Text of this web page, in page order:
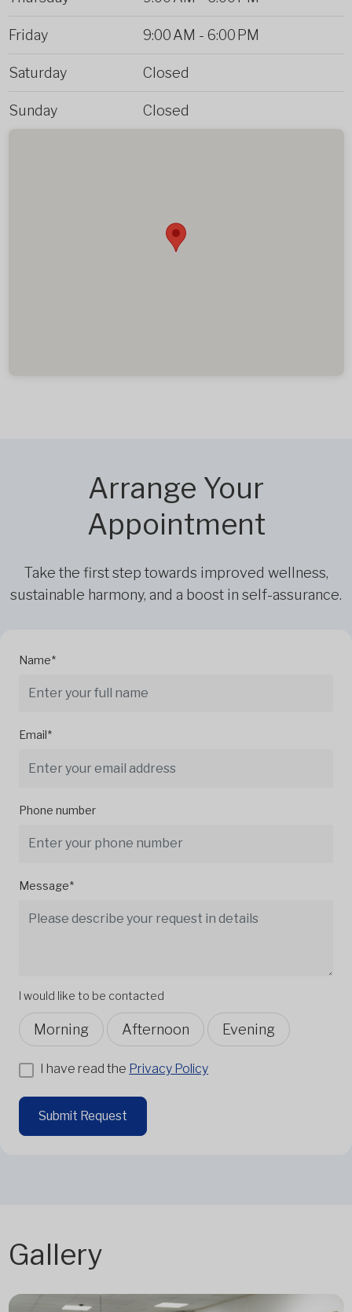
Friday 9:00 AM - 6:00 PM
Saturday Closed
Sunday Closed
Arrange Your
Appointment
Take the first step towards improved wellness,
sustainable harmony, and a boost in self-assurance.
Name*
Email*
Phone number
Message*
I would like to be contacted
Morning Afternoon Evening
I have read the Privacy Policy
Submit Request
Gallery